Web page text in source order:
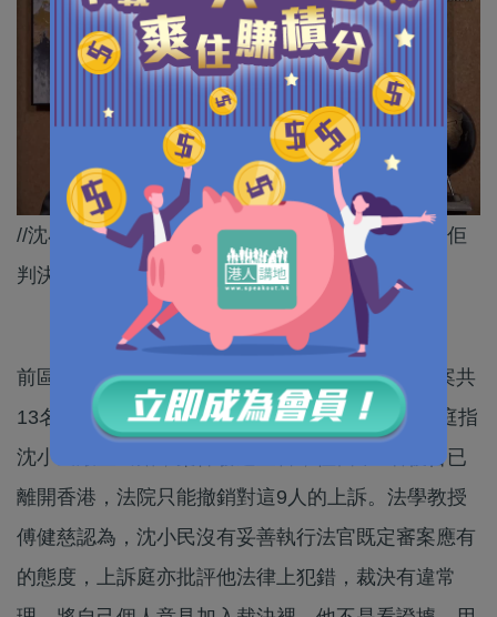
//沈小民被質疑放生暴動案嘅暴徒，傅健慈都認為佢
判決偏頗唔全面啊！//
前區域法院法官沈小民前年裁定，兩宗灣仔暴動案共
13名被告無罪釋放，律政司近日上訴得直，上訴庭指
沈小民嚴重出錯，案件發還重審，但當中9名被告已
離開香港，法院只能撤銷對這9人的上訴。法學教授
傅健慈認為，沈小民沒有妥善執行法官既定審案應有
的態度，上訴庭亦批評他法律上犯錯，裁決有違常